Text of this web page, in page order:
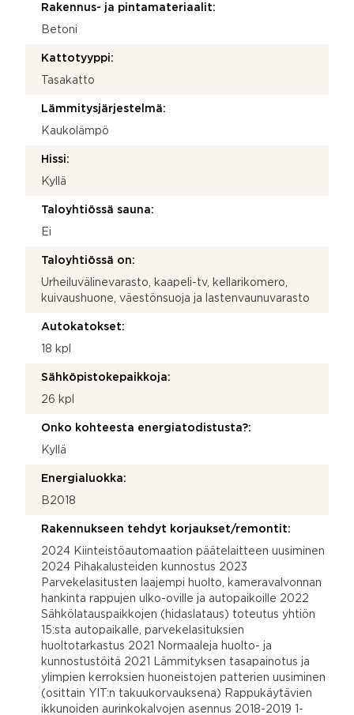
Rakennus- ja pintamateriaalit:
Betoni
Kattotyyppi:
Tasakatto
Lämmitysjärjestelmä:
Kaukolämpö
Hissi:
Kyllä
Taloyhtiössä sauna:
Ei
Taloyhtiössä on:
Urheiluvälinevarasto, kaapeli-tv, kellarikomero,
kuivaushuone, väestönsuoja ja lastenvaunuvarasto
Autokatokset:
18 kpl
Sähköpistokepaikkoja:
26 kpl
Onko kohteesta energiatodistusta?:
Kyllä
Energialuokka:
B2018
Rakennukseen tehdyt korjaukset/remontit:
2024 Kiinteistöautomaation päätelaitteen uusiminen
2024 Pihakalusteiden kunnostus 2023
Parvekelasitusten laajempi huolto, kameravalvonnan
hankinta rappujen ulko-oville ja autopaikoille 2022
Sähkölatauspaikkojen (hidaslataus) toteutus yhtiön
15:sta autopaikalle, parvekelasituksien
huoltotarkastus 2021 Normaaleja huolto- ja
kunnostustöitä 2021 Lämmityksen tasapainotus ja
ylimpien kerroksien huoneistojen patterien uusiminen
(osittain YIT:n takuukorvauksena) Rappukäytävien
ikkunoiden aurinkokalvojen asennus 2018-2019 1-